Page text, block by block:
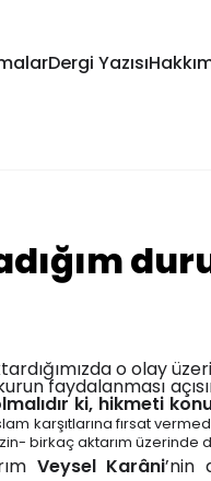
Dergi Yazısı
o olay
faydalanması
ki, hikmeti
karşıtlarına fırsat
birkaç aktarım üzerinde
Veysel Karâni’nin